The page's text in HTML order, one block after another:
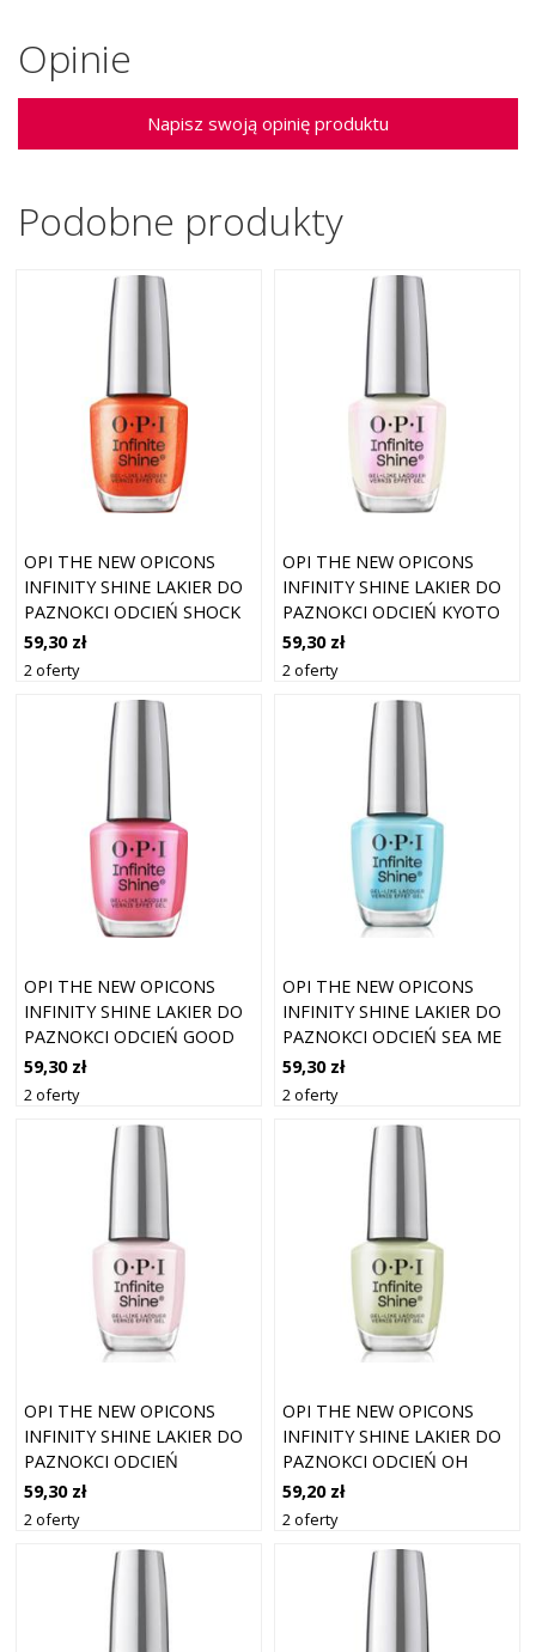
Opinie
Napisz swoją opinię produktu
Podobne produkty
OPI THE NEW OPICONS
INFINITY SHINE LAKIER DO
PAZNOKCI ODCIEŃ SHOCK
EM ORANGE 15 ML
59,30 zł
2 oferty
OPI THE NEW OPICONS
INFINITY SHINE LAKIER DO
PAZNOKCI ODCIEŃ KYOTO
OYSTER 15 ML
59,30 zł
2 oferty
OPI THE NEW OPICONS
INFINITY SHINE LAKIER DO
PAZNOKCI ODCIEŃ GOOD
NIGHTY APHRODITE 15 ML
59,30 zł
2 oferty
OPI THE NEW OPICONS
INFINITY SHINE LAKIER DO
PAZNOKCI ODCIEŃ SEA ME
NOW 15 ML
59,30 zł
2 oferty
OPI THE NEW OPICONS
INFINITY SHINE LAKIER DO
PAZNOKCI ODCIEŃ
LAVENDER BATH 15 ML
59,30 zł
2 oferty
OPI THE NEW OPICONS
INFINITY SHINE LAKIER DO
PAZNOKCI ODCIEŃ OH
BABY! 15 ML
59,20 zł
2 oferty